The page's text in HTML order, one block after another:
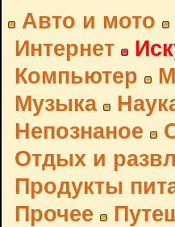
Авто и мото
Интернет
Компьютер
Музыка
Непознаное
Отдых и
Продукты
Прочее